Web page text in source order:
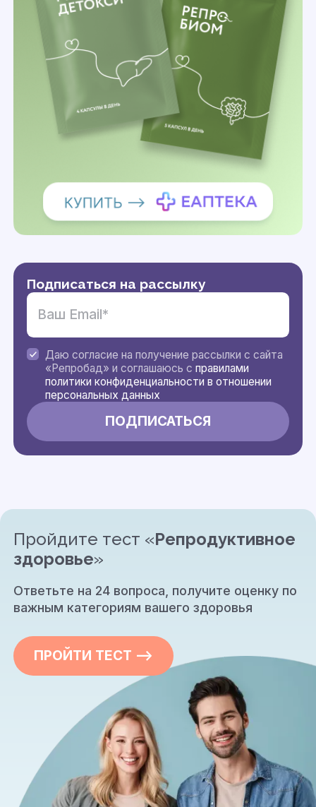
Подписаться на рассылку
Даю согласие на получение рассылки с сайта
«Репробад» и соглашаюсь справилами
политики конфиденциальности в отношении
персональных данных
Пройдите тест «Репродуктивное
здоровье»
Ответьте на 24 вопроса, получите оценку по
важным категориям вашего здоровья
ПРОЙТИ ТЕСТ —>